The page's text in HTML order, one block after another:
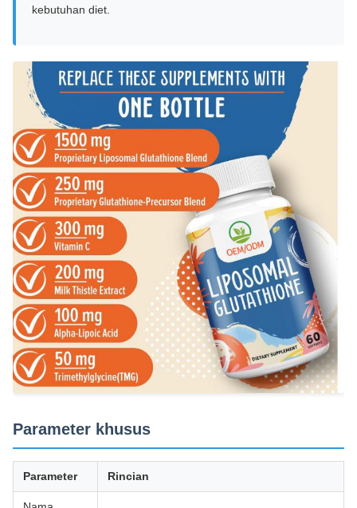
kebutuhan diet.
Parameter khusus
Parameter Rincian